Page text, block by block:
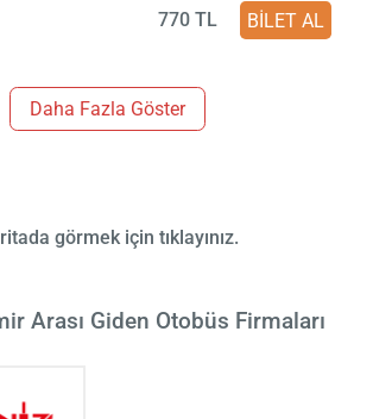
770 TL BİLET AL
Daha Fazla Göster
görmek için tıklayınız.
Arası Giden Otobüs Firmaları